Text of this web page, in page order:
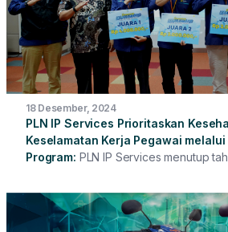
18 Desember, 2024
PLN IP Services Prioritaskan
Keselamatan Kerja Pegawai
Program PLN IP Services menutup
Menggabungkan konsep Employee
acara ini dihadiri oleh seluruh Direksi
diikuti oleh pegawai dari Kantor Pusat